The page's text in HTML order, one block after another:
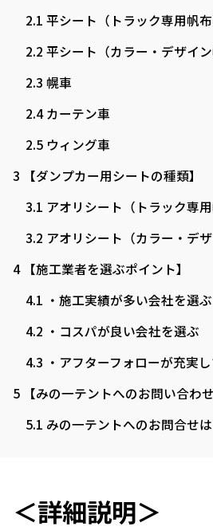
2.1 平シート（トラック専用帆布
2.2 平シート（カラー・デザイン
2.3 幌車
2.4カーテン車
2.5 ウィング車
3 【ダンプカー用シートの種類】
3.1 アオリシート（トラック専用
3.2 アオリシート（カラー・デザ
4【施工業者を選ぶポイント】
4.1 ・施工実績が多い会社を選ぶ
4.2 ・コスパが良い会社を選ぶ
4.3 ・アフターフォローが充実
5 【みの一テントへのお問い合わせ
5.1 みの一テントへのお問合せ
＜詳細説明＞